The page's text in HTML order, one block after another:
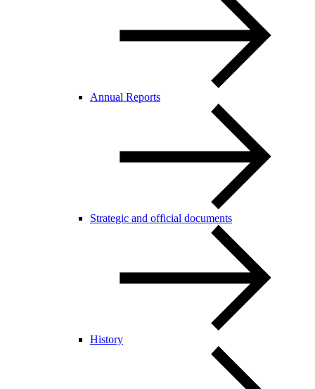
Annual Reports
Strategic and official documents
History